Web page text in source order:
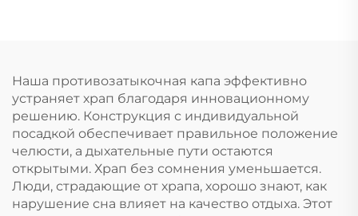
остановки дыхания
ртом во сне Лента
для рта
Наша противозатыкочная капа эффективно
устраняет храп благодаря инновационному
решению. Конструкция с индивидуальной
посадкой обеспечивает правильное положение
челюсти, а дыхательные пути остаются
открытыми. Храп без сомнения уменьшается.
Люди, страдающие от храпа, хорошо знают, как
нарушение сна влияет на качество отдыха. Этот